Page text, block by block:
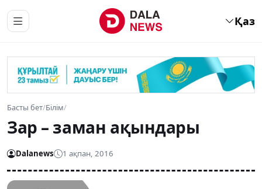
Қаз
Басты бет/Білім/
Зар – заман ақындары
Dalanews 1 ақпан, 2016